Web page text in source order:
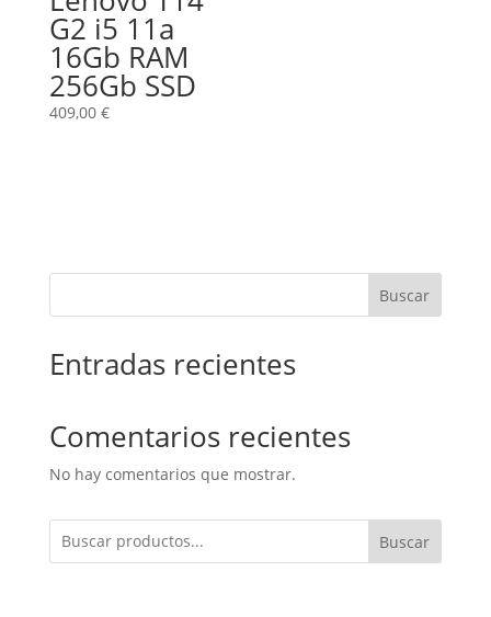
G2 i5 11a
16Gb RAM
256Gb SSD
409,00 €
Buscar
Entradas recientes
Comentarios recientes
No hay comentarios que mostrar.
Buscar